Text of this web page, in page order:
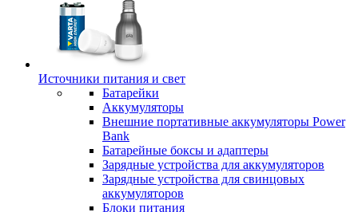
Источники питания и свет
Батарейки
Аккумуляторы
Внешние портативные аккумуляторы Power
Bank
Батарейные боксы и адаптеры
Зарядные устройства для аккумуляторов
Зарядные устройства для свинцовых
аккумуляторов
Блоки питания